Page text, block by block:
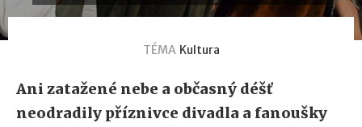
TÉMA Kultura
Ani zatažené nebe a občasný déšť
neodradily příznivce divadla a fanoušky